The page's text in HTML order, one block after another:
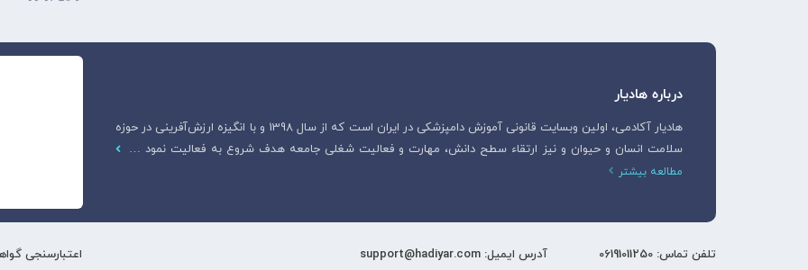
درباره هادیار
هادیار آکادمی، اولین وبسایت قانونی آموزش دامپزشکی در ایران است که از سال 1398 و با انگیزه ارزش‌آفرینی در حوزه
سلامت انسان و حیوان و نیز ارتقاء سطح دانش، مهارت و فعالیت شغلی جامعه هدف شروع به فعالیت نمود …
مطالعه بیشتر
تلفن تماس: 06191011250 آدرس ایمیل: support@hadiyar.com اعتبارسنجی